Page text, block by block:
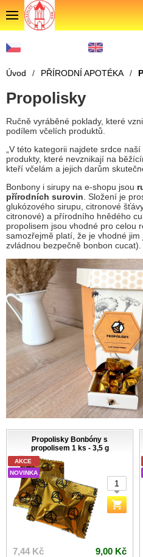
Úvod / PŘÍRODNÍ APOTÉKA /
Propolisky
Ručně vyráběné poklady, které
podílem včelích produktů.
„V této kategorii najdete srdce
produkty, které nevznikají na
kteří včelám a jejich darům
Bonbony i sirupy na e-shopu jsou
přírodních surovin . Složení je
glukózového sirupu, citronové
citronové) a přírodního hnědého
propolisem jsou vhodné pro celou
samozřejmě platí, že je vhodné
zvládnou bezpečně bonbon cucat).
Propolisky Bonbóny s
propolisem 1 ks - 3,5 g
AKCE
NOVINKA
7,44 Kč 9,00 Kč